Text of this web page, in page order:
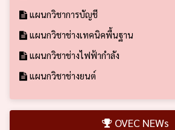
แผนกวิชาการบัญชี
แผนกวิชาช่างเทคนิคพื้นฐาน
แผนกวิชาช่างไฟฟ้ากำลัง
แผนกวิชาช่างยนต์
OVEC NEWs